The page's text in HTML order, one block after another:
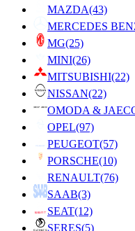
MAZDA(43)
MERCEDES
MG(25)
MINI(26)
MITSUBISHI(22)
NISSAN(22)
OMODA &
OPEL(97)
PEUGEOT(57)
PORSCHE(10)
RENAULT(76)
SAAB(3)
SEAT(12)
SERES(5)